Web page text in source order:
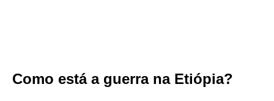
Como está a guerra na Etiópia?